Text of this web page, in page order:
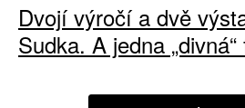
Dvojí výročí a dvě
Sudka. A jedna